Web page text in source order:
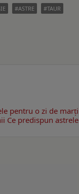
ASTRE TAUR
pentru o zi de marţi
Ce predispun